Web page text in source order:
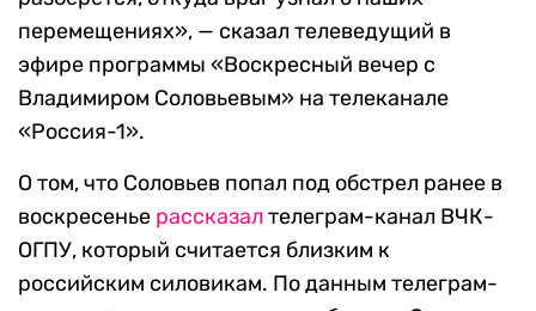
перемещениях», — сказал телеведущий в
эфире программы «Воскресный вечер с
Владимиром Соловьевым» на телеканале
«Россия-1».
О том, что Соловьев попал под обстрел ранее в
воскресенье рассказал телеграм-канал ВЧК-
ОГПУ, который считается близким к
российским силовикам. По данным телеграм-